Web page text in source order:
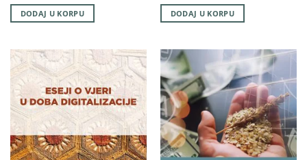
DODAJ U KORPU
DODAJ U KORPU